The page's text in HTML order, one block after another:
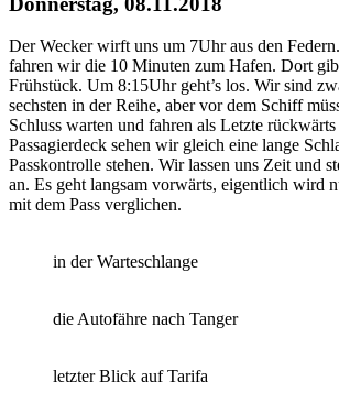
Der Wecker wirft uns um 7Uhr aus den
fahren wir die 10 Minuten zum Hafen. Dort
Frühstück. Um 8:15Uhr geht’s los. Wir sind
sechsten in der Reihe, aber vor dem Schiff
Schluss warten und fahren als Letzte
Passagierdeck sehen wir gleich eine lange
Passkontrolle stehen. Wir lassen uns Zeit und
an. Es geht langsam vorwärts, eigentlich wird
mit dem Pass verglichen.
in der Warteschlange
die Autofähre nach Tanger
letzter Blick auf Tarifa